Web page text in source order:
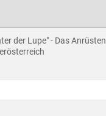
der Lupe" - Das Anrüsten